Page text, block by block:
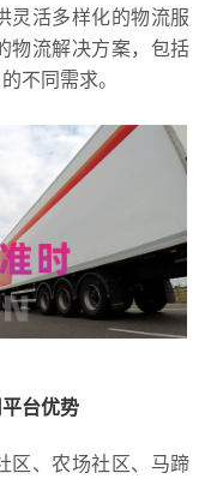
灵活多样化的物流服
物流解决方案，包括
不同需求。
台优势
区、农场社区、马蹄